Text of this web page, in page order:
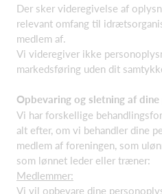
Der sker videregivelse af
relevant omfang til
medlem af.
Vi videregiver ikke
markedsføring uden dit
Opbevaring og sletning af
Vi har forskellige
alt efter, om vi behandler dine
medlem af foreningen, som
som lønnet leder eller træner:
Medlemmer:
Vi vil opbevare dine